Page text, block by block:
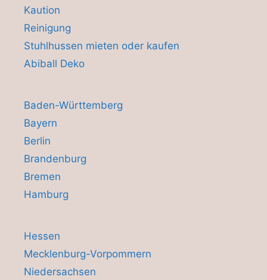
Kaution
Reinigung
Stuhlhussen mieten oder kaufen
Abiball Deko
Baden-Württemberg
Bayern
Berlin
Brandenburg
Bremen
Hamburg
Hessen
Mecklenburg-Vorpommern
Niedersachsen